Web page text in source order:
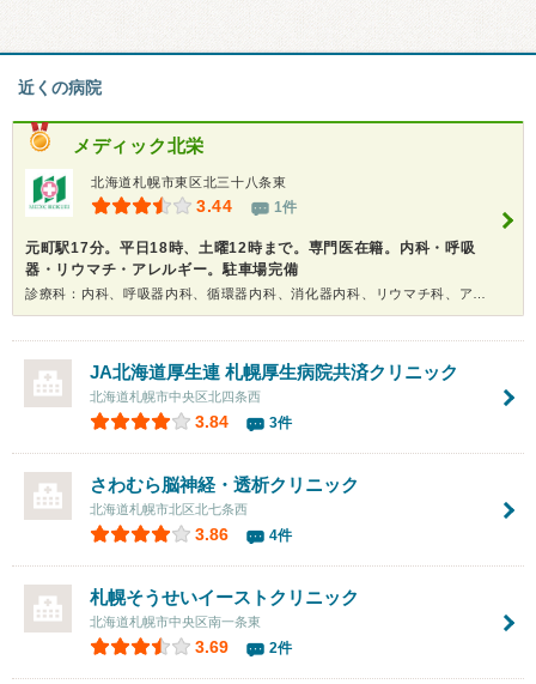
近くの病院
メディック北栄
北海道札幌市東区北三十八条東
3.44 1件
元町駅17分。平日18時、土曜12時まで。専門医在籍。内科・呼吸
器・リウマチ・アレルギー。駐車場完備
JA北海道厚生連 札幌厚生病院共済クリニック
北海道札幌市中央区北四条西
3.84 3件
さわむら脳神経・透析クリニック
北海道札幌市北区北七条西
3.86 4件
札幌そうせいイーストクリニック
北海道札幌市中央区南一条東
3.69 2件